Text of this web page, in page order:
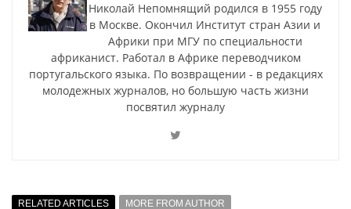
Николай Непомнящий родился в 1955 году
в Москве. Окончил Институт стран Азии и
Африки при МГУ по специальности
африканист. Работал в Африке переводчиком
португальского языка. По возвращении - в редакциях
молодежных журналов, но большую часть жизни
посвятил журналу
RELATED ARTICLES
MORE FROM AUTHOR